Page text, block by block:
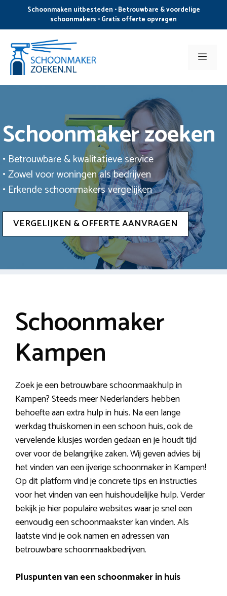
de
inhoud
Schoonmaken uitbesteden • Betrouwbare & voordelige
schoonmakers • Gratis offerte opvragen
Menu
Schoonmaker zoeken
• Betrouwbare & kwalitatieve service
• Zowel voor woningen als bedrijven
• Erkende schoonmakers vergelijken
VERGELIJKEN & OFFERTE AANVRAGEN
Schoonmaker
Kampen
Zoek je een betrouwbare schoonmaakhulp in
Kampen? Steeds meer Nederlanders hebben
behoefte aan extra hulp in huis. Na een lange
werkdag thuiskomen in een schoon huis, ook de
vervelende klusjes worden gedaan en je houdt tijd
over voor de belangrijke zaken. Wij geven advies bij
het vinden van een ijverige schoonmaker in Kampen!
Op dit platform vind je concrete tips en instructies
voor het vinden van een huishoudelijke hulp. Verder
bekijk je hier populaire websites waar je snel een
eenvoudig een schoonmaakster kan vinden. Als
laatste vind je ook namen en adressen van
betrouwbare schoonmaakbedrijven.
Pluspunten van een schoonmaker in huis